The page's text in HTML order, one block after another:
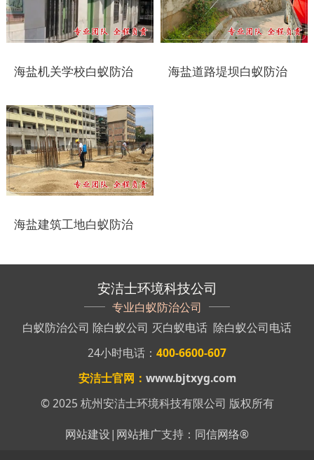
高邮白蚁防治
丹阳白蚁防治
扬中白蚁防治
句容白蚁防治
盐城白蚁防治
建湖白蚁防治
淮安白蚁防治
海盐机关学校白蚁防治 海盐道路堤坝白蚁防治
海盐建筑工地白蚁防治
安洁士环境科技公司
专业白蚁防治公司
白蚁防治公司 除白蚁公司 灭白蚁电话 除白蚁公司电话
24小时电话： 400-6600-607
安洁士官网： www.bjtxyg.com
© 2025 杭州安洁士环境科技有限公司 版权所有
网站建设| 网站推广支持： 同信网络®